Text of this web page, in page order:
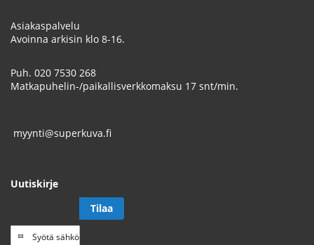
Asiakaspalvelu
Avoinna arkisin klo 8-16.
Puh. 020 7530 268
Matkapuhelin-/paikallisverkkomaksu 17 snt/min.
myynti@superkuva.fi
Uutiskirje
Tilaa
Tilaa